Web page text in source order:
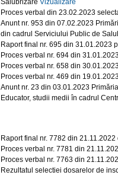
Salubrizare Vizualizare
Proces verbal din 23.02.2023
Anunt nr. 953 din 07.02.2023
din cadrul Serviciului Public de
Raport final nr. 695 din 31.01.2023
Proces verbal nr. 694 din
Proces verbal nr. 658 din
Proces verbal nr. 469 din
Anunt nr. 23 din 03.01.2023
Educator, studii medii în cadrul
Raport final nr. 7782 din
Proces verbal nr. 7781 din
Proces verbal nr. 7763 din
Rezultatul selectiei dosarelor de